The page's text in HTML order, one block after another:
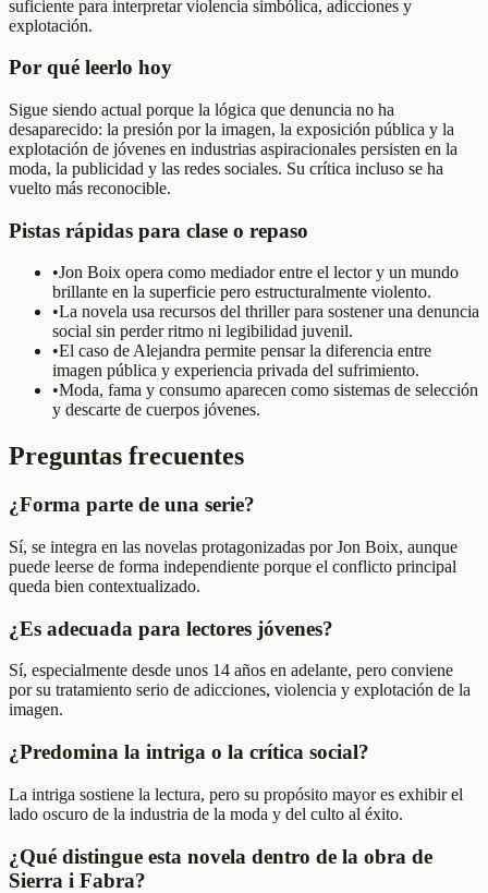
suficiente para interpretar violencia simbólica, adicciones y
explotación.
Por qué leerlo hoy
Sigue siendo actual porque la lógica que denuncia no ha
desaparecido: la presión por la imagen, la exposición pública y la
explotación de jóvenes en industrias aspiracionales persisten en la
moda, la publicidad y las redes sociales. Su crítica incluso se ha
vuelto más reconocible.
Pistas rápidas para clase o repaso
•Jon Boix opera como mediador entre el lector y un mundo
brillante en la superficie pero estructuralmente violento.
•La novela usa recursos del thriller para sostener una denuncia
social sin perder ritmo ni legibilidad juvenil.
•El caso de Alejandra permite pensar la diferencia entre
imagen pública y experiencia privada del sufrimiento.
•Moda, fama y consumo aparecen como sistemas de selección
y descarte de cuerpos jóvenes.
Preguntas frecuentes
¿Forma parte de una serie?
Sí, se integra en las novelas protagonizadas por Jon Boix, aunque
puede leerse de forma independiente porque el conflicto principal
queda bien contextualizado.
¿Es adecuada para lectores jóvenes?
Sí, especialmente desde unos 14 años en adelante, pero conviene
por su tratamiento serio de adicciones, violencia y explotación de la
imagen.
¿Predomina la intriga o la crítica social?
La intriga sostiene la lectura, pero su propósito mayor es exhibir el
lado oscuro de la industria de la moda y del culto al éxito.
¿Qué distingue esta novela dentro de la obra de
Sierra i Fabra?